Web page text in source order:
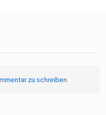
zu schreiben.